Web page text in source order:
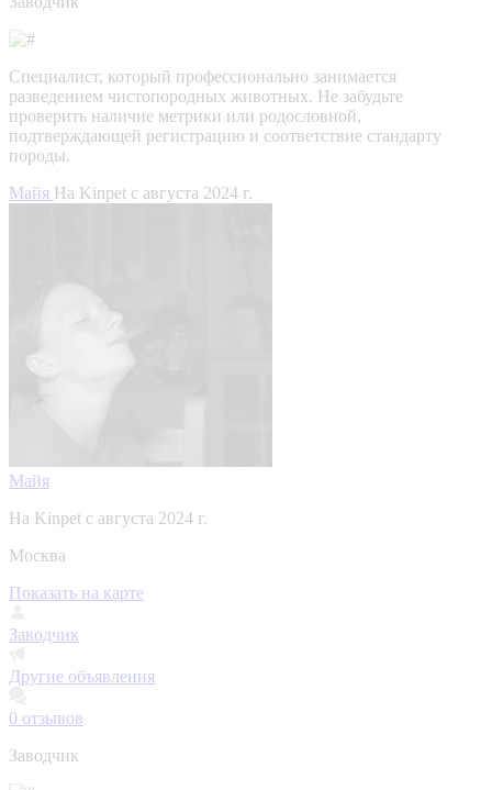
Специалист, который профессионально занимается
разведением чистопородных животных. Не забудьте
проверить наличие метрики или родословной,
подтверждающей регистрацию и соответствие стандарту
породы.
Майя На Kinpet c августа 2024 г.
Майя
На Kinpet c августа 2024 г.
Москва
Показать на карте
Заводчик
Другие объявления
0 отзывов
Заводчик